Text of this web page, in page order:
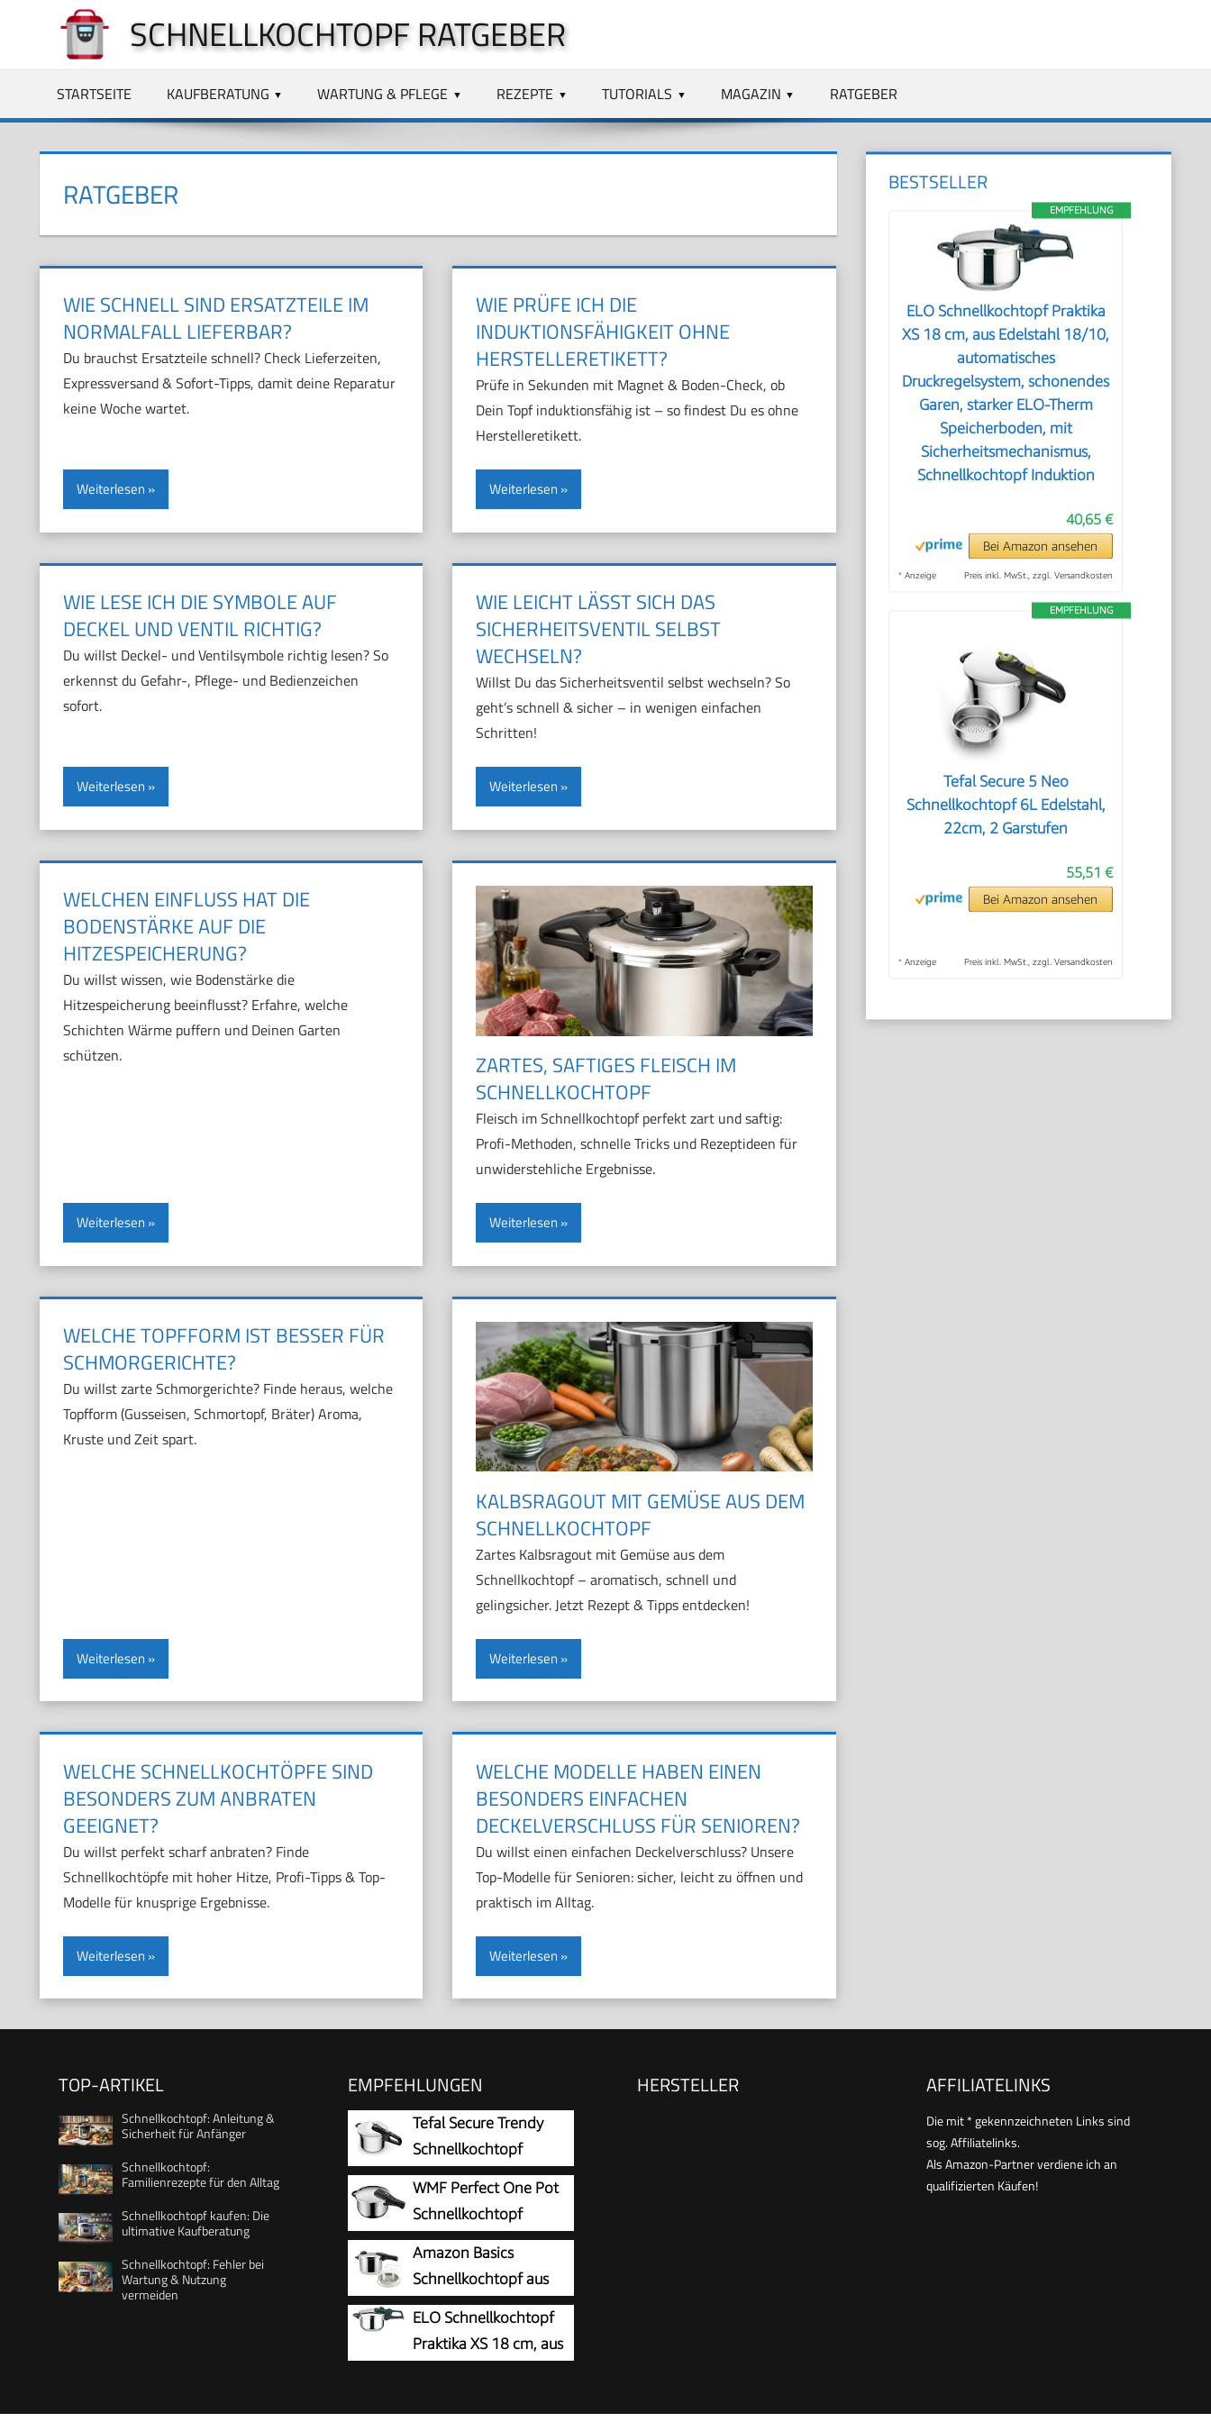
springen
SCHNELLKOCHTOPF RATGEBER
STARTSEITE KAUFBERATUNG WARTUNG & PFLEGE REZEPTE TUTORIALS MAGAZIN RATGEBER
RATGEBER
WIE SCHNELL SIND ERSATZTEILE IM
NORMALFALL LIEFERBAR?
Du brauchst Ersatzteile schnell? Check Lieferzeiten,
Expressversand & Sofort-Tipps, damit deine Reparatur
keine Woche wartet.
Weiterlesen
WIE PRÜFE ICH DIE
INDUKTIONSFÄHIGKEIT OHNE
HERSTELLERETIKETT?
Prüfe in Sekunden mit Magnet & Boden-Check, ob
Dein Topf induktionsfähig ist – so findest Du es ohne
Herstelleretikett.
Weiterlesen
WIE LESE ICH DIE SYMBOLE AUF
DECKEL UND VENTIL RICHTIG?
Du willst Deckel- und Ventilsymbole richtig lesen? So
erkennst du Gefahr-, Pflege- und Bedienzeichen
sofort.
Weiterlesen
WIE LEICHT LÄSST SICH DAS
SICHERHEITSVENTIL SELBST
WECHSELN?
Willst Du das Sicherheitsventil selbst wechseln? So
geht’s schnell & sicher – in wenigen einfachen
Schritten!
Weiterlesen
WELCHEN EINFLUSS HAT DIE
BODENSTÄRKE AUF DIE
HITZESPEICHERUNG?
Du willst wissen, wie Bodenstärke die
Hitzespeicherung beeinflusst? Erfahre, welche
Schichten Wärme puffern und Deinen Garten
schützen.
Weiterlesen
ZARTES, SAFTIGES FLEISCH IM
SCHNELLKOCHTOPF
Fleisch im Schnellkochtopf perfekt zart und saftig:
Profi-Methoden, schnelle Tricks und Rezeptideen für
unwiderstehliche Ergebnisse.
Weiterlesen
WELCHE TOPFFORM IST BESSER FÜR
SCHMORGERICHTE?
Du willst zarte Schmorgerichte? Finde heraus, welche
Topfform (Gusseisen, Schmortopf, Bräter) Aroma,
Kruste und Zeit spart.
Weiterlesen
KALBSRAGOUT MIT GEMÜSE AUS DEM
SCHNELLKOCHTOPF
Zartes Kalbsragout mit Gemüse aus dem
Schnellkochtopf – aromatisch, schnell und
gelingsicher. Jetzt Rezept & Tipps entdecken!
Weiterlesen
WELCHE SCHNELLKOCHTÖPFE SIND
BESONDERS ZUM ANBRATEN
GEEIGNET?
Du willst perfekt scharf anbraten? Finde
Schnellkochtöpfe mit hoher Hitze, Profi-Tipps & Top-
Modelle für knusprige Ergebnisse.
Weiterlesen
WELCHE MODELLE HABEN EINEN
BESONDERS EINFACHEN
DECKELVERSCHLUSS FÜR SENIOREN?
Du willst einen einfachen Deckelverschluss? Unsere
Top-Modelle für Senioren: sicher, leicht zu öffnen und
praktisch im Alltag.
Weiterlesen
BESTSELLER
EMPFEHLUNG
ELO Schnellkochtopf Praktika
XS 18 cm, aus Edelstahl 18/10,
automatisches
Druckregelsystem, schonendes
Garen, starker ELO-Therm
Speicherboden, mit
Sicherheitsmechanismus,
Schnellkochtopf Induktion
40,65 €
Bei Amazon ansehen
* Anzeige Preis inkl. MwSt., zzgl. Versandkosten
EMPFEHLUNG
Tefal Secure 5 Neo
Schnellkochtopf 6L Edelstahl,
22cm, 2 Garstufen
55,51 €
Bei Amazon ansehen
* Anzeige Preis inkl. MwSt., zzgl. Versandkosten
TOP-ARTIKEL
Schnellkochtopf: Anleitung &
Sicherheit für Anfänger
Schnellkochtopf:
Familienrezepte für den Alltag
Schnellkochtopf kaufen: Die
ultimative Kaufberatung
Schnellkochtopf: Fehler bei
Wartung & Nutzung
vermeiden
EMPFEHLUNGEN
Tefal Secure Trendy
Schnellkochtopf
induktion 6l, 2-Stufen-
Garregler: Intensivstufe 117°C,
Schonstufe 112°C, Induktions-
Kapselboden, für alle Herdarten,
Edelstahl/Schwarz/Grün,
P2580703
WMF Perfect One Pot
Schnellkochtopf
Induktion 4,5l,
Dampfkochtopf, großes
Kochsignal, 2 Kochstufen,
abnehmbarer Deckelgriff,
Cromargan Edelstahl
Amazon Basics
Schnellkochtopf aus
Edelstahl - mit
Dampfgarer, induktionsgeeignet
- 6 l, Silber
ELO Schnellkochtopf
Praktika XS 18 cm, aus
HERSTELLER AFFILIATELINKS
Die mit * gekennzeichneten Links sind
sog. Affiliatelinks.
Als Amazon-Partner verdiene ich an
qualifizierten Käufen!